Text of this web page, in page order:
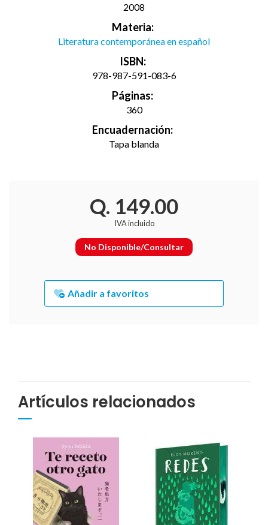
2008
Materia:
Literatura contemporánea en español
ISBN:
978-987-591-083-6
Páginas:
360
Encuadernación:
Tapa blanda
Q. 149.00
IVA incluido
No Disponible/Consultar
Añadir a favoritos
Artículos relacionados